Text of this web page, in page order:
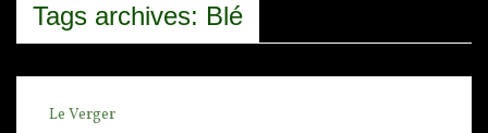
Tags archives: Blé
Le Verger